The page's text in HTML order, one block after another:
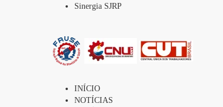
Sinergia SJRP
INÍCIO
NOTÍCIAS